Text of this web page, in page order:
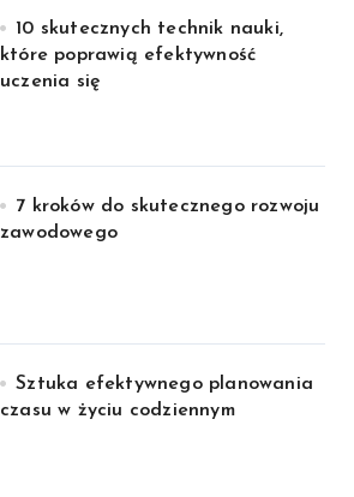
10 skutecznych technik nauki,
które poprawią efektywność
uczenia się
7 kroków do skutecznego rozwoju
zawodowego
Sztuka efektywnego planowania
czasu w życiu codziennym